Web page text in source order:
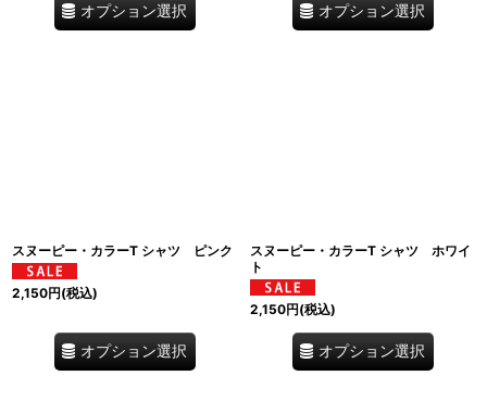
オプション選択 オプション選択
スヌーピー・カラーT シャツ ピンク
2,150円(税込)
オプション選択
スヌーピー・カラーT シャツ ホワイ
ト
2,150円(税込)
オプション選択